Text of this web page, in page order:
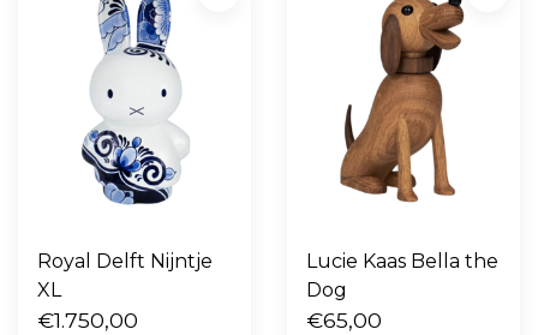
Royal Delft Nijntje
XL
€1.750,00
Lucie Kaas Bella the
Dog
€65,00